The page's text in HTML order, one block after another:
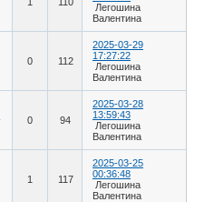
Легошина
Валентина
0 112
2025-03-29
17:27:22
Легошина
Валентина
0 94
2025-03-28
13:59:43
Легошина
Валентина
1 117
2025-03-25
00:36:48
Легошина
Валентина